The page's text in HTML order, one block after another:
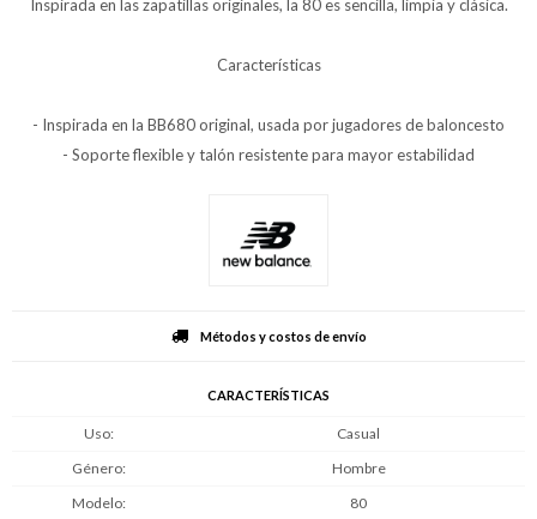
Inspirada en las zapatillas originales, la 80 es sencilla, limpia y clásica.
Características
- Inspirada en la BB680 original, usada por jugadores de baloncesto
- Soporte flexible y talón resistente para mayor estabilidad
Métodos y costos de envío
CARACTERÍSTICAS
Uso
Casual
Género
Hombre
Modelo
80